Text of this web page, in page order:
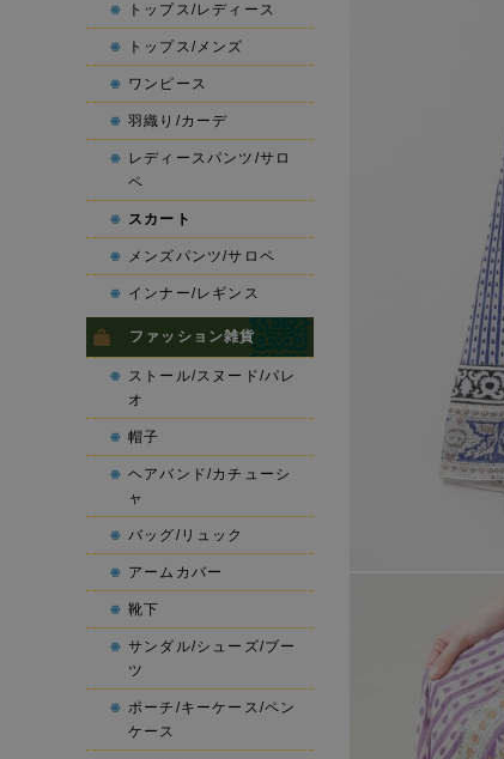
トップス/レディース
トップス/メンズ
ワンピース
羽織り/カーデ
レディースパンツ/サロ
ペ
スカート
メンズパンツ/サロペ
インナー/レギンス
ファッション雑貨
ストール/スヌード/パレ
オ
帽子
ヘアバンド/カチューシ
ャ
バッグ/リュック
アームカバー
靴下
サンダル/シューズ/ブー
ツ
ポーチ/キーケース/ペン
ケース